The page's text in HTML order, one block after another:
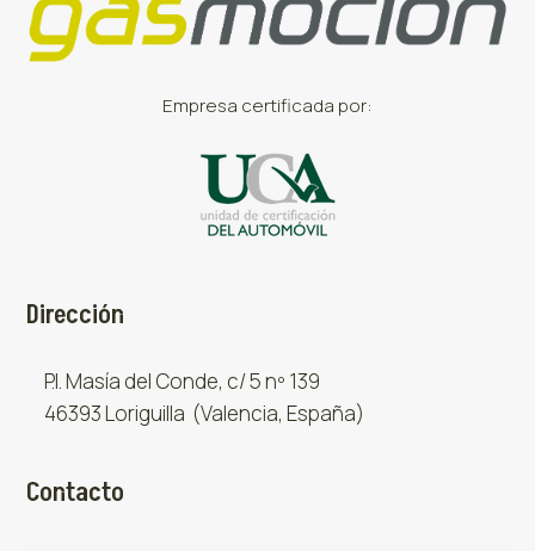
Empresa certificada por:
Dirección
P.I. Masía del Conde, c/ 5 nº 139
46393 Loriguilla (Valencia, España)
Contacto